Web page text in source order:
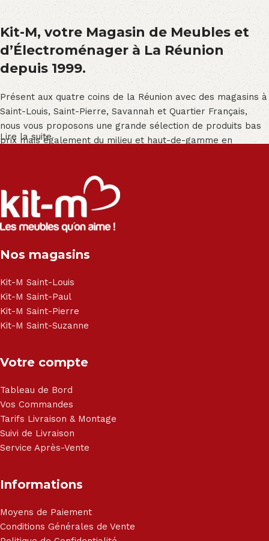
Kit-M, votre Magasin de Meubles et
d’Électroménager à La Réunion
depuis 1999.
Présent aux quatre coins de la Réunion avec des magasins à
Saint-Louis, Saint-Pierre, Savannah et Quartier Français,
nous vous proposons une grande sélection de produits bas
prix mais également du milieu et haut-de-gamme en
Salon angle - Salon convertible - Salon relax - Canapé -
Canapé lit - Cuisine sur-mesure - Fauteuil - Armoire - Table
et chaise - Meuble de salle de bain - Literie - Lit - Bureau -
Électroménager - Télévision led - Réfrigérateur -
- Matelas - Hifi Hitachi, LG, Sharp, Philips, Bosh, Moulinex,
Haier, Sony, Cecotec, Westpoint, Dyson.
Lire la suite
Nos magasins
Kit-M Saint-Louis
Kit-M Saint-Paul
Kit-M Saint-Pierre
Kit-M Saint-Suzanne
Votre compte
Tableau de Bord
Vos Commandes
Tarifs Livraison & Montage
Suivi de Livraison
Service Après-Vente
Informations
Moyens de Paiement
Conditions Générales de Vente